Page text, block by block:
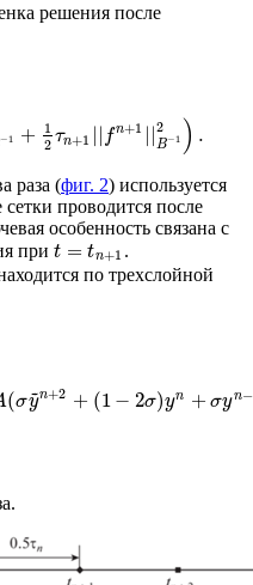
решения после
−1 +
1
2 τn+1 f n+1 ||2
B−1 ) .
раза (фиг. 2) используется
проводится после
особенность связана с
при t = tn+1 .
по трехслойной
(σy
~n+2 + (1 − 2σ)yn + σyn−